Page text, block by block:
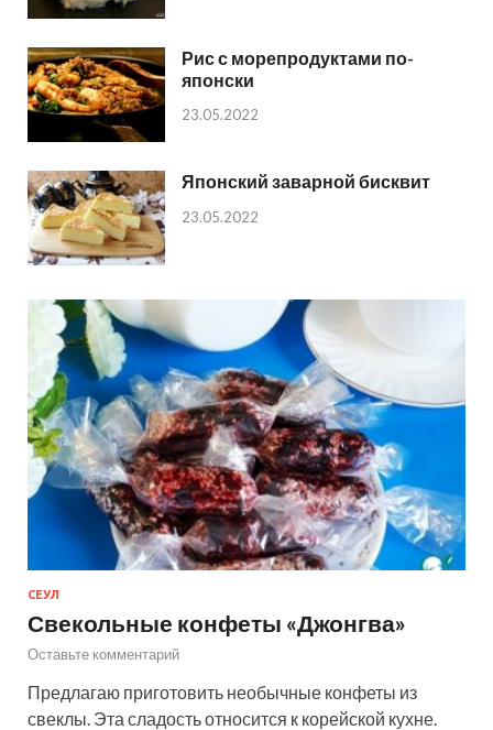
Рис с морепродуктами по-
японски
23.05.2022
Японский заварной бисквит
23.05.2022
СЕУЛ
Свекольные конфеты «Джонгва»
Оставьте комментарий
Предлагаю приготовить необычные конфеты из
свеклы. Эта сладость относится к корейской кухне.